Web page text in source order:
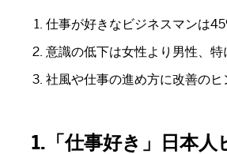
仕事が好きなビジネスマンは
意識の低下は女性より男性、
社風や仕事の進め方に改善のヒ
1.「仕事好き」日本